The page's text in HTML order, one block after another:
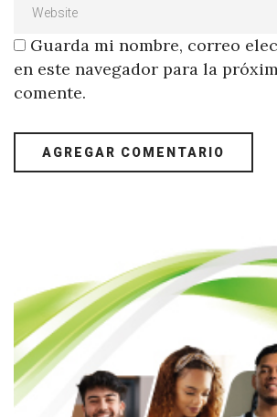
Guarda mi nombre, correo
en este navegador para la
comente.